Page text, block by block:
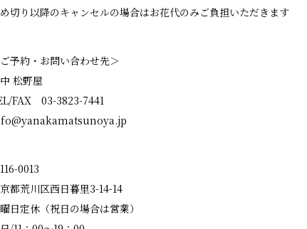
切り以降のキャンセルの場合はお花代のみご負担いただきます
予約・お問い合わせ先＞
松野屋
FAX 03-3823-7441
0013
都荒川区西日暮里3-14-14
日定休（祝日の場合は営業）